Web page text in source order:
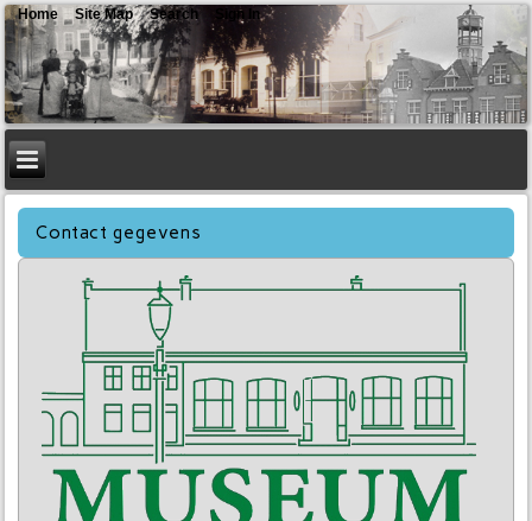
Contact gegevens
Home Site Map Search Sign In